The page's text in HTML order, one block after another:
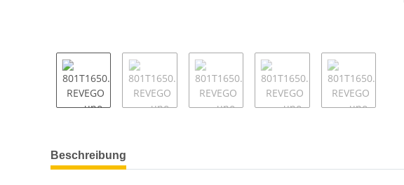
weitere Registerkarten anzeigen
Beschreibung